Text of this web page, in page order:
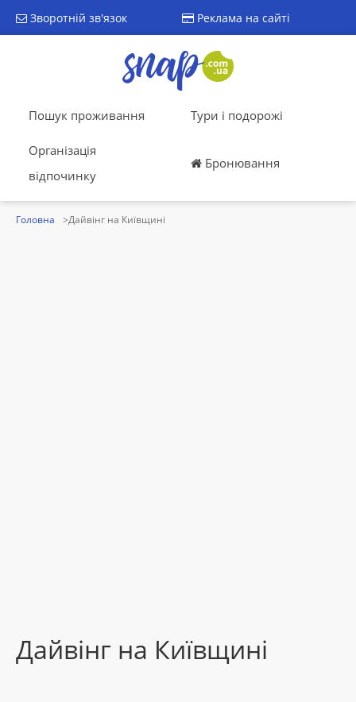
Зворотній зв'язок Реклама на сайті
Пошук проживання Тури і подорожі
Організація
відпочинку
Бронювання
Головна Дайвінг на Київщині
Дайвінг на Київщині